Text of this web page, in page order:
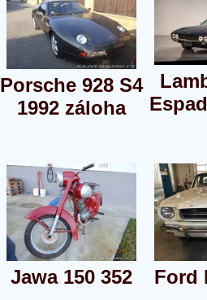
Porsche 928 S4
1992 záloha
Jawa 150 352 Ford